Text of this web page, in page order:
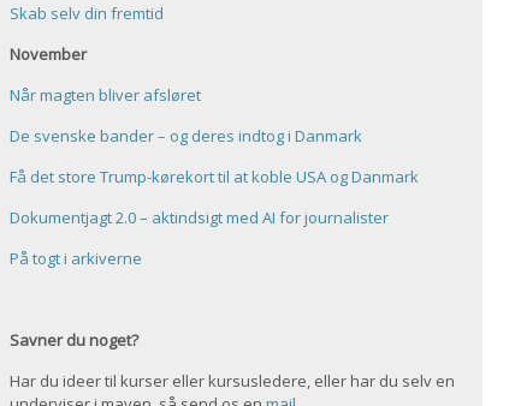
Skab selv din fremtid
November
Når magten bliver afsløret
De svenske bander – og deres indtog i Danmark
Få det store Trump-kørekort til at koble USA og Danmark
Dokumentjagt 2.0 – aktindsigt med AI for journalister
På togt i arkiverne
Savner du noget?
Har du ideer til kurser eller kursusledere, eller har du selv en